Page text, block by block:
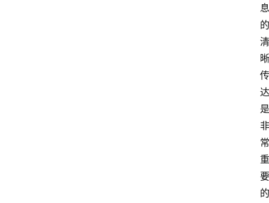
息
的
清
晰
传
达
是
非
常
重
要
的